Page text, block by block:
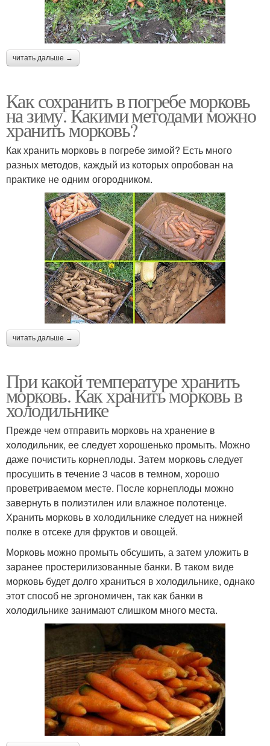
читать дальше →
Как сохранить в погребе морковь
на зиму. Какими методами можно
хранить морковь?
Как хранить морковь в погребе зимой? Есть много
разных методов, каждый из которых опробован на
практике не одним огородником.
читать дальше →
При какой температуре хранить
морковь. Как хранить морковь в
холодильнике
Прежде чем отправить морковь на хранение в
холодильник, ее следует хорошенько промыть. Можно
даже почистить корнеплоды. Затем морковь следует
просушить в течение 3 часов в темном, хорошо
проветриваемом месте. После корнеплоды можно
завернуть в полиэтилен или влажное полотенце.
Хранить морковь в холодильнике следует на нижней
полке в отсеке для фруктов и овощей.
Морковь можно промыть обсушить, а затем уложить в
заранее простерилизованные банки. В таком виде
морковь будет долго храниться в холодильнике, однако
этот способ не эргономичен, так как банки в
холодильнике занимают слишком много места.